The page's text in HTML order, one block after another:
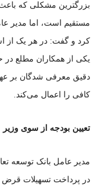
بزرگترین مشکلی که
مستقیم است، اما مدیر
کرد و گفت: در هر یک از
یکی از همکاران مطلع در
دقیق معرفی شدگان بر
کافی را اعمال می‌کند.
تعیین بودجه از سوی وزیر
مدیر عامل بانک توسعه
در پرداخت تسهیلات قرض